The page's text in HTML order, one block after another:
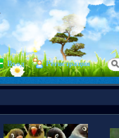
Вход Регистрация